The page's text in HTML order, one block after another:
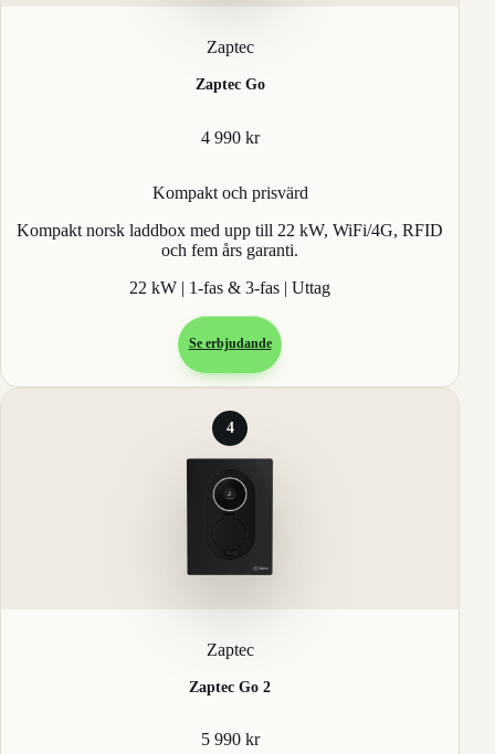
Zaptec
Zaptec Go
4 990 kr
Kompakt och prisvärd
Kompakt norsk laddbox med upp till 22 kW, WiFi/4G, RFID
och fem års garanti.
22 kW | 1-fas & 3-fas | Uttag
Se erbjudande
4
Zaptec
Zaptec Go 2
5 990 kr